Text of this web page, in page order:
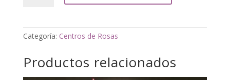
Categoría: Centros de Rosas
Productos relacionados